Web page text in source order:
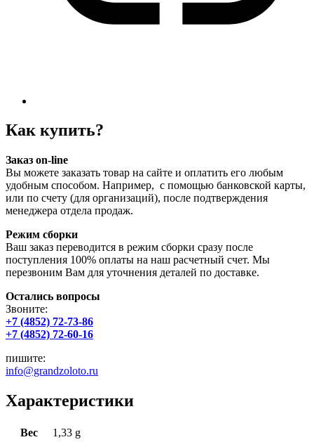
Как купить?
Заказ on-line
Вы можете заказать товар на сайте и оплатить его любым
удобным способом. Например, с помощью банковской карты,
или по счету (для организаций), после подтверждения
менеджера отдела продаж.
Режим сборки
Ваш заказ переводится в режим сборки сразу после
поступления 100% оплаты на наш расчетный счет. Мы
перезвоним Вам для уточнения деталей по доставке.
Остались вопросы
Звоните:
+7 (4852) 72-73-86
+7 (4852) 72-60-16
пишите:
info@grandzoloto.ru
Характеристики
Вес 1,33 g